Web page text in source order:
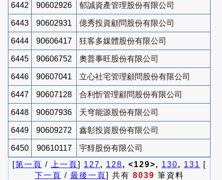
6442 90602926 郁誠資產管理股份有限公司
6443 90602931 億秀投資顧問股份有限公司
6444 90606417 狂客多媒體股份有限公司
6445 90606752 奧普事旺股份有限公司
6446 90607041 立心社宅管理顧問股份有限公司
6447 90607128 合利忻管理顧問股份有限公司
6448 90607936 天穹能源股份有限公司
6449 90609272 鑫彰投資股份有限公司
6450 90610117
宇馡股份有限公司
[第一頁 / 上一頁] 127, 128, <129>, 130, 131
[
下一頁 / 最後一頁] 共有 8039 筆資料